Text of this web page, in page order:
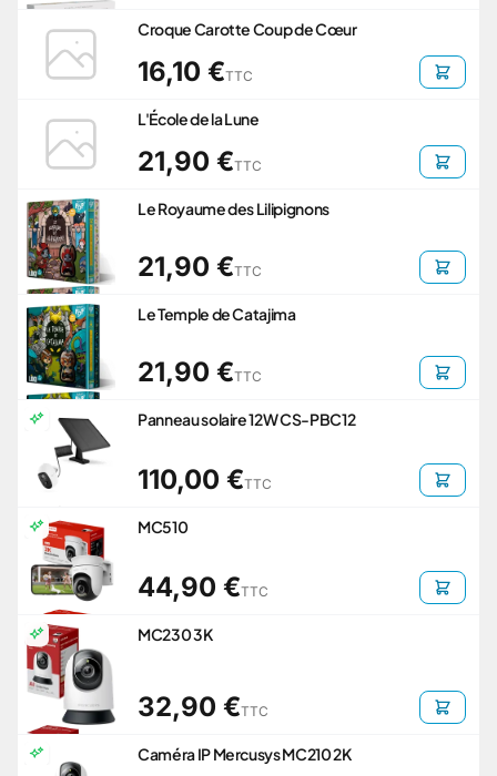
Croque Carotte Coup de Cœur
16,10 €TTC
L'École de la Lune
21,90 €TTC
Le Royaume des Lilipignons
21,90 €TTC
Le Temple de Catajima
21,90 €TTC
Panneau solaire 12W CS-PBC12
110,00 €TTC
MC510
44,90 €TTC
MC230 3K
32,90 €TTC
Caméra IP Mercusys MC210 2K